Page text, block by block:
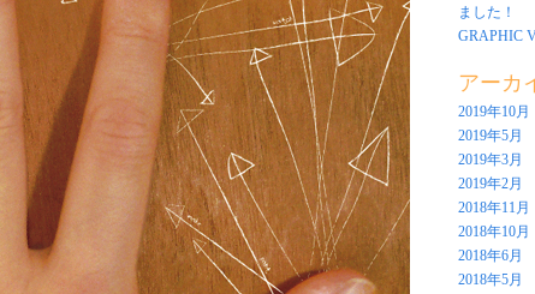
ました！
GRAPHIC
アーカ
2019年10月
2019年5月
2019年3月
2019年2月
2018年11月
2018年10月
2018年6月
2018年5月